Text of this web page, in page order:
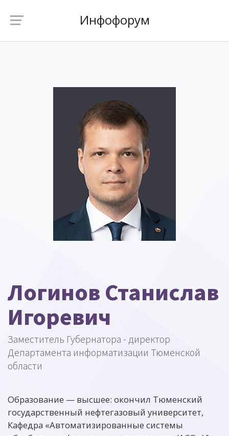
Инфофорум
Логинов Станислав
Игоревич
Заместитель Губернатора - директор
Департамента информатизации Тюменской
области
Образование — высшее: окончил Тюменский
государственный нефтегазовый университет,
Кафедра «Автоматизированные системы